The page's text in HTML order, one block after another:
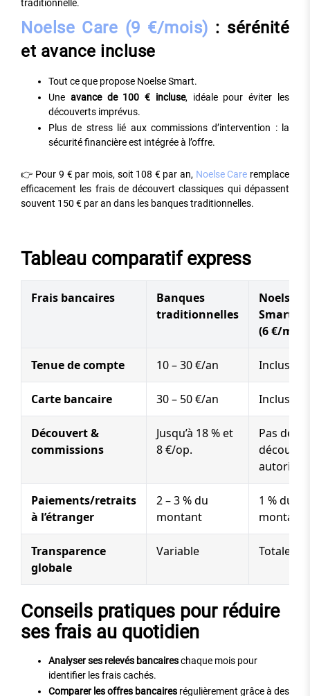
traditionnelle.
Noelse Care (9 €/mois) : sérénité
et avance incluse
Tout ce que propose Noelse Smart.
Une avance de 100 € incluse, idéale pour éviter les
découverts imprévus.
Plus de stress lié aux commissions d’intervention : la
sécurité financière est intégrée à l’offre.
👉 Pour 9 € par mois, soit 108 € par an, Noelse Care remplace
efficacement les frais de découvert classiques qui dépassent
souvent 150 € par an dans les banques traditionnelles.
Tableau comparatif express
Frais bancaires
Banques
traditionnelles
Noelse
Smart
(6 €/
Tenue de compte 10 – 30 €/an Inclus
Carte bancaire 30 – 50 €/an Inclus
Découvert &
commissions
Jusqu’à 18 % et
8 €/op.
Pas de
autorisé
Paiements/retraits
à l’étranger
2 – 3 % du
montant
1 % du
montant
Transparence
globale
Variable Totale
Conseils pratiques pour réduire
ses frais au quotidien
Analyser ses relevés bancaireschaque mois pour
identifier les frais cachés.
Comparer les offres bancaires régulièrement grâce à des